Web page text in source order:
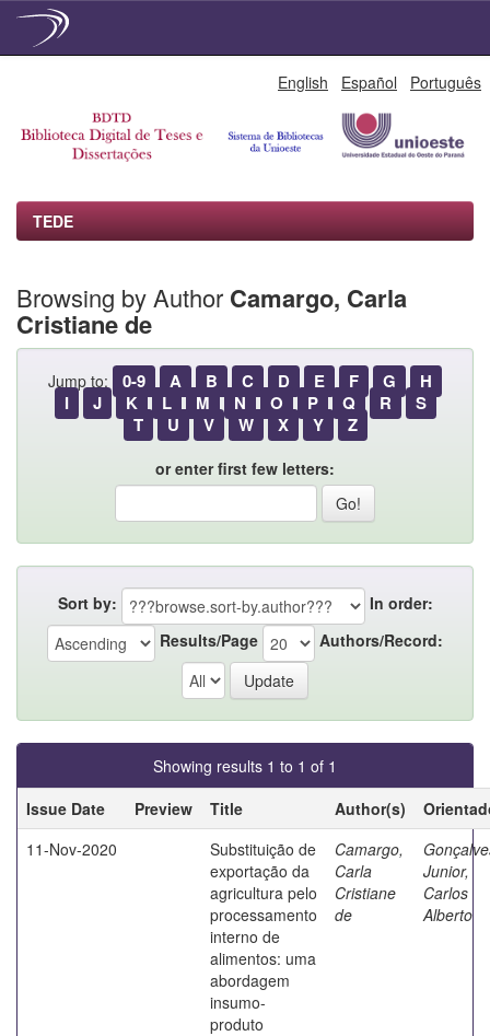
English Español Português
TEDE
Browsing by Author Camargo, Carla
Cristiane de
Jump to: 0-9 A B C D E F G
H
I
J K L M N O P Q R
S
T
U V W X Y Z
or enter first few letters:
Sort by:
In order:
Results/Page
Authors/Record:
Showing results 1 to 1 of 1
Issue Date
Preview Title Author(s)
11-Nov-2020
Substituição de
exportação da
agricultura pelo
processamento
interno de
alimentos: uma
abordagem
insumo-
produto
Camargo,
Carla
Cristiane
de
Junior,
Carlos
Alberto